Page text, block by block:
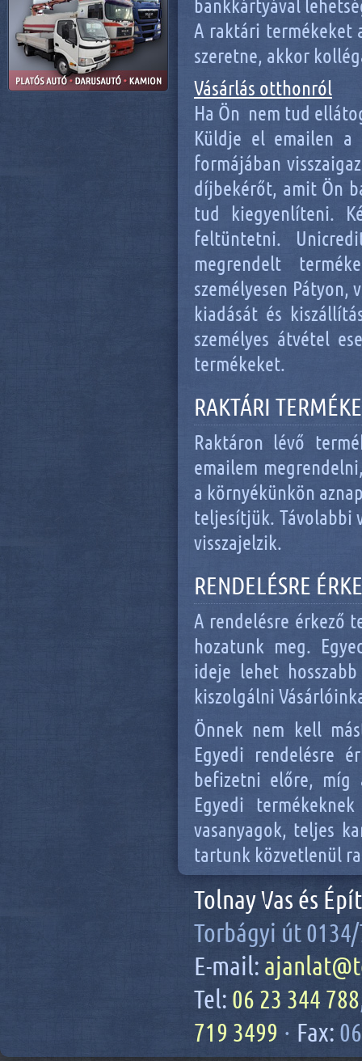
bankkártyával
A raktári termékeket
szeretne, akkor
Vásárlás otthonról
Ha Ön nem tud
Küldje el emailen a
formájában
díjbekérőt, amit Ön
tud kiegyenlíteni.
feltüntetni.
megrendelt
személyesen
kiadását és
személyes átvétel
termékeket.
RAKTÁRI
Raktáron lévő
emailem
a környékünkön
teljesítjük. Távolabbi
visszajelzik.
RENDELÉSRE
A rendelésre érkező
hozatunk meg.
ideje lehet
kiszolgálni
Önnek nem kell
Egyedi rendelésre
befizetni előre, míg
Egyedi
vasanyagok, teljes
tartunk közvetlenül
Tolnay Vas és
Torbágyi út
E-mail:
Tel: 06 23 344 788
719 3499 · Fax: